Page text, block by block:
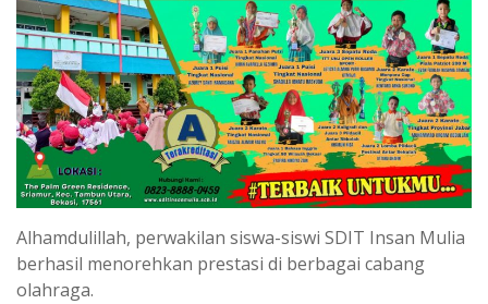
Alhamdulillah, perwakilan siswa-siswi SDIT Insan Mulia
berhasil menorehkan prestasi di berbagai cabang
olahraga.